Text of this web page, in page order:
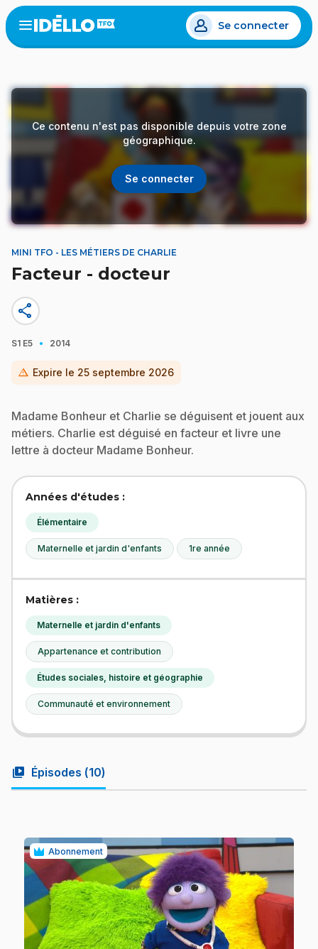
Aller
au
contenu
Open
menu
Se connecter
Ce contenu n'est pas disponible depuis votre zone
géographique.
Se connecter
MINI TFO - LES MÉTIERS DE CHARLIE
Facteur - docteur
share
S1 E5 · 2014
warning Expire le 25 septembre 2026
Madame Bonheur et Charlie se déguisent et jouent aux
métiers. Charlie est déguisé en facteur et livre une
lettre à docteur Madame Bonheur.
Années d'études :
Élémentaire
Maternelle et jardin d'enfants 1re année
Matières :
Maternelle et jardin d'enfants
Appartenance et contribution
Études sociales, histoire et géographie
Communauté et environnement
video_library Épisodes (10)
Abonnement